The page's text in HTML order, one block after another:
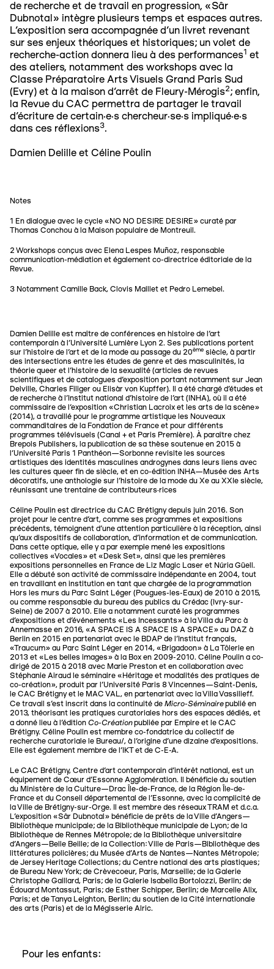
de recherche et de travail en progression, «Sâr
Dubnotal» intègre plusieurs temps et espaces autres.
L’exposition sera accompagnée d’un livret revenant
sur ses enjeux théoriques et historiques; un volet de
recherche-action donnera lieu à des performances1
et
des ateliers, notamment des workshops avec la
Classe Préparatoire Arts Visuels Grand Paris Sud
(Evry) et à la maison d'arrêt de Fleury-Mérogis2; enfin,
la Revue du CAC permettra de partager le travail
d’écriture de certain·e·s chercheur·se·s impliqué·e·s
dans ces réflexions3.
Damien Delille et Céline Poulin
Notes
1 En dialogue avec le cycle «NO NO DESIRE DESIRE» curaté par
Thomas Conchou à la Maison populaire de Montreuil.
2 Workshops conçus avec Elena Lespes Muñoz, responsable
communication-médiation et également co-directrice éditoriale de la
Revue.
3 Notamment Camille Back, Clovis Maillet et Pedro Lemebel.
Damien Delille est maître de conférences en histoire de l’art
contemporain à l’Université Lumière Lyon 2. Ses publications portent
sur l’histoire de l’art et de la mode au passage du 20ème siècle, à partir
des intersections entre les études de genre et des masculinités, la
théorie queer et l'histoire de la sexualité (articles de revues
scientifiques et de catalogues d’exposition portant notamment sur Jean
Delville, Charles Filiger ou Elisàr von Kupffer). Il a été chargé d’études et
de recherche à l’Institut national d’histoire de l’art (INHA), où il a été
commissaire de l’exposition «Christian Lacroix et les arts de la scène»
(2014), a travaillé pour le programme artistique les Nouveaux
commanditaires de la Fondation de France et pour différents
programmes télévisuels (Canal + et Paris Première). À paraître chez
Brepols Publishers, la publication de sa thèse soutenue en 2015 à
l’Université Paris 1 Panthéon—Sorbonne revisite les sources
artistiques des identités masculines androgynes dans leurs liens avec
les cultures queer fin de siècle, et en co-édition INHA—Musée des Arts
décoratifs, une anthologie sur l’histoire de la mode du Xe au XXIe siècle,
réunissant une trentaine de contributeurs·rices
Céline Poulin est directrice du CAC Brétigny depuis juin 2016. Son
projet pour le centre d’art, comme ses programmes et expositions
précédents, témoignent d’une attention particulière à la réception, ainsi
qu’aux dispositifs de collaboration, d’information et de communication.
Dans cette optique, elle y a par exemple mené les expositions
collectives «Vocales» et «Desk Set», ainsi que les premières
expositions personnelles en France de Liz Magic Laser et Núria Güell.
Elle a débuté son activité de commissaire indépendante en 2004, tout
en travaillant en institution en tant que chargée de la programmation
Hors les murs du Parc Saint Léger (Pougues-les-Eaux) de 2010 à 2015,
ou comme responsable du bureau des publics du Crédac (Ivry-sur-
Seine) de 2007 à 2010. Elle a notamment curaté les programmes
d’expositions et d’événements «Les Incessants» à la Villa du Parc à
Annemasse en 2016, «A SPACE IS A SPACE IS A SPACE» au DAZ à
Berlin en 2015 en partenariat avec le BDAP de l’Institut français,
«Traucum» au Parc Saint Léger en 2014, «Brigadoon» à La Tôlerie en
2013 et «Les belles images» à la Box en 2009-2010. Céline Poulin a co-
dirigé de 2015 à 2018 avec Marie Preston et en collaboration avec
Stéphanie Airaud le séminaire «Héritage et modalités des pratiques de
co-création», produit par l’Université Paris 8 Vincennes—Saint-Denis,
le CAC Brétigny et le MAC VAL, en partenariat avec la Villa Vassilieff.
Ce travail s’est inscrit dans la continuité de Micro-Séminairepublié en
2013, théorisant les pratiques curatoriales hors des espaces dédiés, et
a donné lieu à l’édition Co-Créationpubliée par Empire et le CAC
Brétigny. Céline Poulin est membre co-fondatrice du collectif de
recherche curatoriale le Bureau/, à l’origine d’une dizaine d’expositions.
Elle est également membre de l’IKT et de C-E-A.
Le CAC Brétigny, Centre d'art contemporain d'intérêt national, est un
équipement de Cœur d’Essonne Agglomération. Il bénéficie du soutien
du Ministère de la Culture—Drac Île-de-France, de la Région Île-de-
France et du Conseil départemental de l’Essonne, avec la complicité de
la Ville de Brétigny-sur-Orge. Il est membre des réseaux TRAM et d.c.a.
L'exposition «Sâr Dubnotal» bénéficie de prêts de la Ville d’Angers—
Bibliothèque municipale; de la Bibliothèque municipale de Lyon; de la
Bibliothèque de Rennes Métropole; de la Bibliothèque universitaire
d'Angers—Belle Beille; de la Collection: Ville de Paris—Bibliothèque des
littératures policières; du Musée d'Arts de Nantes—Nantes Métropole;
de Jersey Heritage Collections; du Centre national des arts plastiques;
de Bureau New York; de Crèvecoeur, Paris, Marseille; de la Galerie
Christophe Gaillard, Paris; de la Galerie Isabella Bortolozzi, Berlin; de
Édouard Montassut, Paris; de Esther Schipper, Berlin; de Marcelle Alix,
Paris; et de Tanya Leighton, Berlin; du soutien de la Cité internationale
des arts (Paris) et de la Mégisserie Alric.
Pour les enfants: